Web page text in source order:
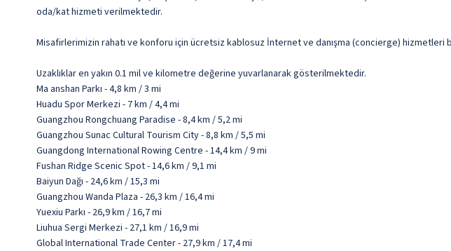
oda/kat hizmeti verilmektedir.
Misafirlerimizin rahatı ve konforu için ücretsiz kablosuz İnternet ve danışma (concierge) hizmetleri
Uzaklıklar en yakın 0.1 mil ve kilometre değerine yuvarlanarak gösterilmektedir.
Ma anshan Parkı - 4,8 km / 3 mi
Huadu Spor Merkezi - 7 km / 4,4 mi
Guangzhou Rongchuang Paradise - 8,4 km / 5,2 mi
Guangzhou Sunac Cultural Tourism City - 8,8 km / 5,5 mi
Guangdong International Rowing Centre - 14,4 km / 9 mi
Fushan Ridge Scenic Spot - 14,6 km / 9,1 mi
Baiyun Dağı - 24,6 km / 15,3 mi
Guangzhou Wanda Plaza - 26,3 km / 16,4 mi
Yuexiu Parkı - 26,9 km / 16,7 mi
Liuhua Sergi Merkezi - 27,1 km / 16,9 mi
Global International Trade Center - 27,9 km / 17,4 mi